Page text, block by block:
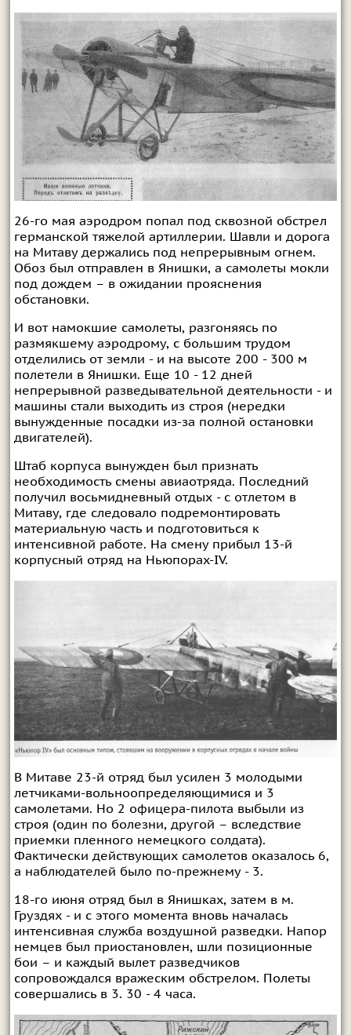
26-го мая аэродром попал под сквозной обстрел
германской тяжелой артиллерии. Шавли и дорога
на Митаву держались под непрерывным огнем.
Обоз был отправлен в Янишки, а самолеты мокли
под дождем – в ожидании прояснения
обстановки.
И вот намокшие самолеты, разгоняясь по
размякшему аэродрому, с большим трудом
отделились от земли - и на высоте 200 - 300 м
полетели в Янишки. Еще 10 - 12 дней
непрерывной разведывательной деятельности - и
машины стали выходить из строя (нередки
вынужденные посадки из-за полной остановки
двигателей).
Штаб корпуса вынужден был признать
необходимость смены авиаотряда. Последний
получил восьмидневный отдых - с отлетом в
Митаву, где следовало подремонтировать
материальную часть и подготовиться к
интенсивной работе. На смену прибыл 13-й
корпусный отряд на Ньюпорах-IV.
В Митаве 23-й отряд был усилен 3 молодыми
летчиками-вольноопределяющимися и 3
самолетами. Но 2 офицера-пилота выбыли из
строя (один по болезни, другой – вследствие
приемки пленного немецкого солдата).
Фактически действующих самолетов оказалось 6,
а наблюдателей было по-прежнему - 3.
18-го июня отряд был в Янишках, затем в м.
Груздях - и с этого момента вновь началась
интенсивная служба воздушной разведки. Напор
немцев был приостановлен, шли позиционные
бои – и каждый вылет разведчиков
сопровождался вражеским обстрелом. Полеты
совершались в 3. 30 - 4 часа.